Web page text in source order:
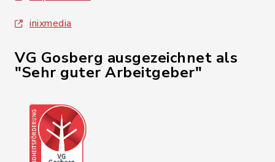
inixmedia
VG Gosberg ausgezeichnet als
"Sehr guter Arbeitgeber"